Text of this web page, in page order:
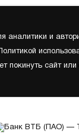
аналитики и
покинуть сайт